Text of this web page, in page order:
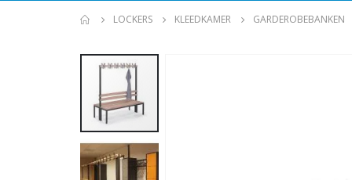
LOCKERS KLEEDKAMER GARDEROBEBANKEN
einde
van
de
afbeeldingen-